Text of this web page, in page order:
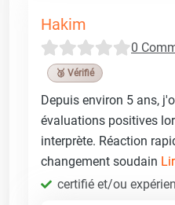
Hakim
0
🥉 Vérifié
Depuis environ 5 ans,
évaluations positives
interprète. Réaction
changement soudain
certifié et/ou